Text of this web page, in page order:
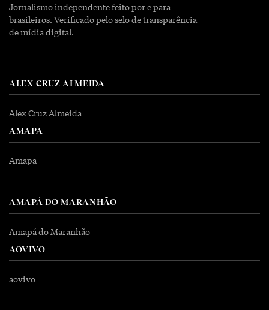
Jornalismo independente feito por e para
brasileiros. Verificado pelo selo de transparência
de mídia digital.
ALEX CRUZ ALMEIDA
Alex Cruz Almeida
AMAPA
Amapa
AMAPÁ DO MARANHÃO
Amapá do Maranhão
AOVIVO
aovivo